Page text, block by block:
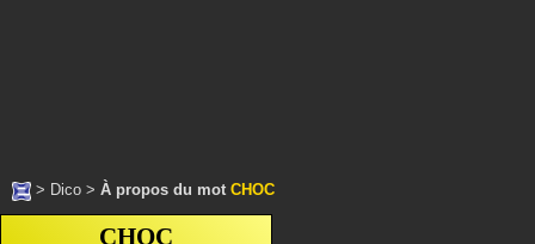
> Dico > À propos du mot CHOC
CHOC